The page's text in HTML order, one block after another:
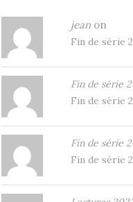
jean on
Fin de série
Fin de série
Fin de série
Fin de série
Fin de série